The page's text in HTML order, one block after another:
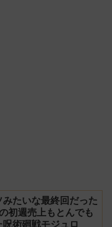
みたいな最終回だった
初週売上もとんでも
術廻戦モジュロ